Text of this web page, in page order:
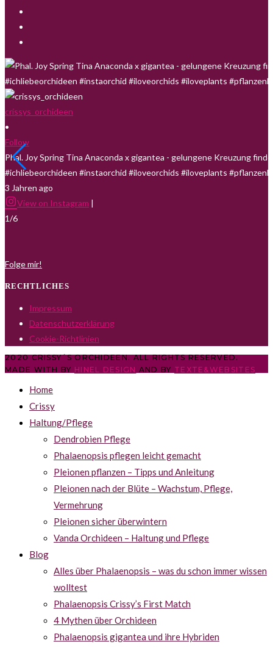
crissys_orchideen
•
Follow
Phal. Joy Spring Tina Anaconda x gigantea - gelungene Kreuzung
#ichliebeorchideen #instaorchid #iloveorchids #iloveplants
3 Jahren ago
View on Instagram |
1/6
Folge mir!
RECHTLICHES
Impressum
Datenschutzerklärung
Cookie-Richtlinien
2020 CRISSY´S ORCHIDEEN. ALL RIGHTS RESERVED.
MADE WITH BY HINEL DESIGN AND BY TEXTE&WEBSITES
Home
Crissy
Haltung/Pflege
Dendrobien Pflege
Phalaenopsis pflegen leicht gemacht
Pleionen pflanzen – Tipps und Anleitung
Pleionen nach der Blüte – Wachstum, Pflege,
Vermehrung
Pleionen sicher überwintern
Vanda Orchideen – Haltung und Pflege
Blog
Alles über Phalaenopsis – was du schon immer wissen
wolltest
Phalaenopsis Crissy’s First Match
4 Mythen über Orchideen
Phalaenopsis gigantea und ihre Hybriden